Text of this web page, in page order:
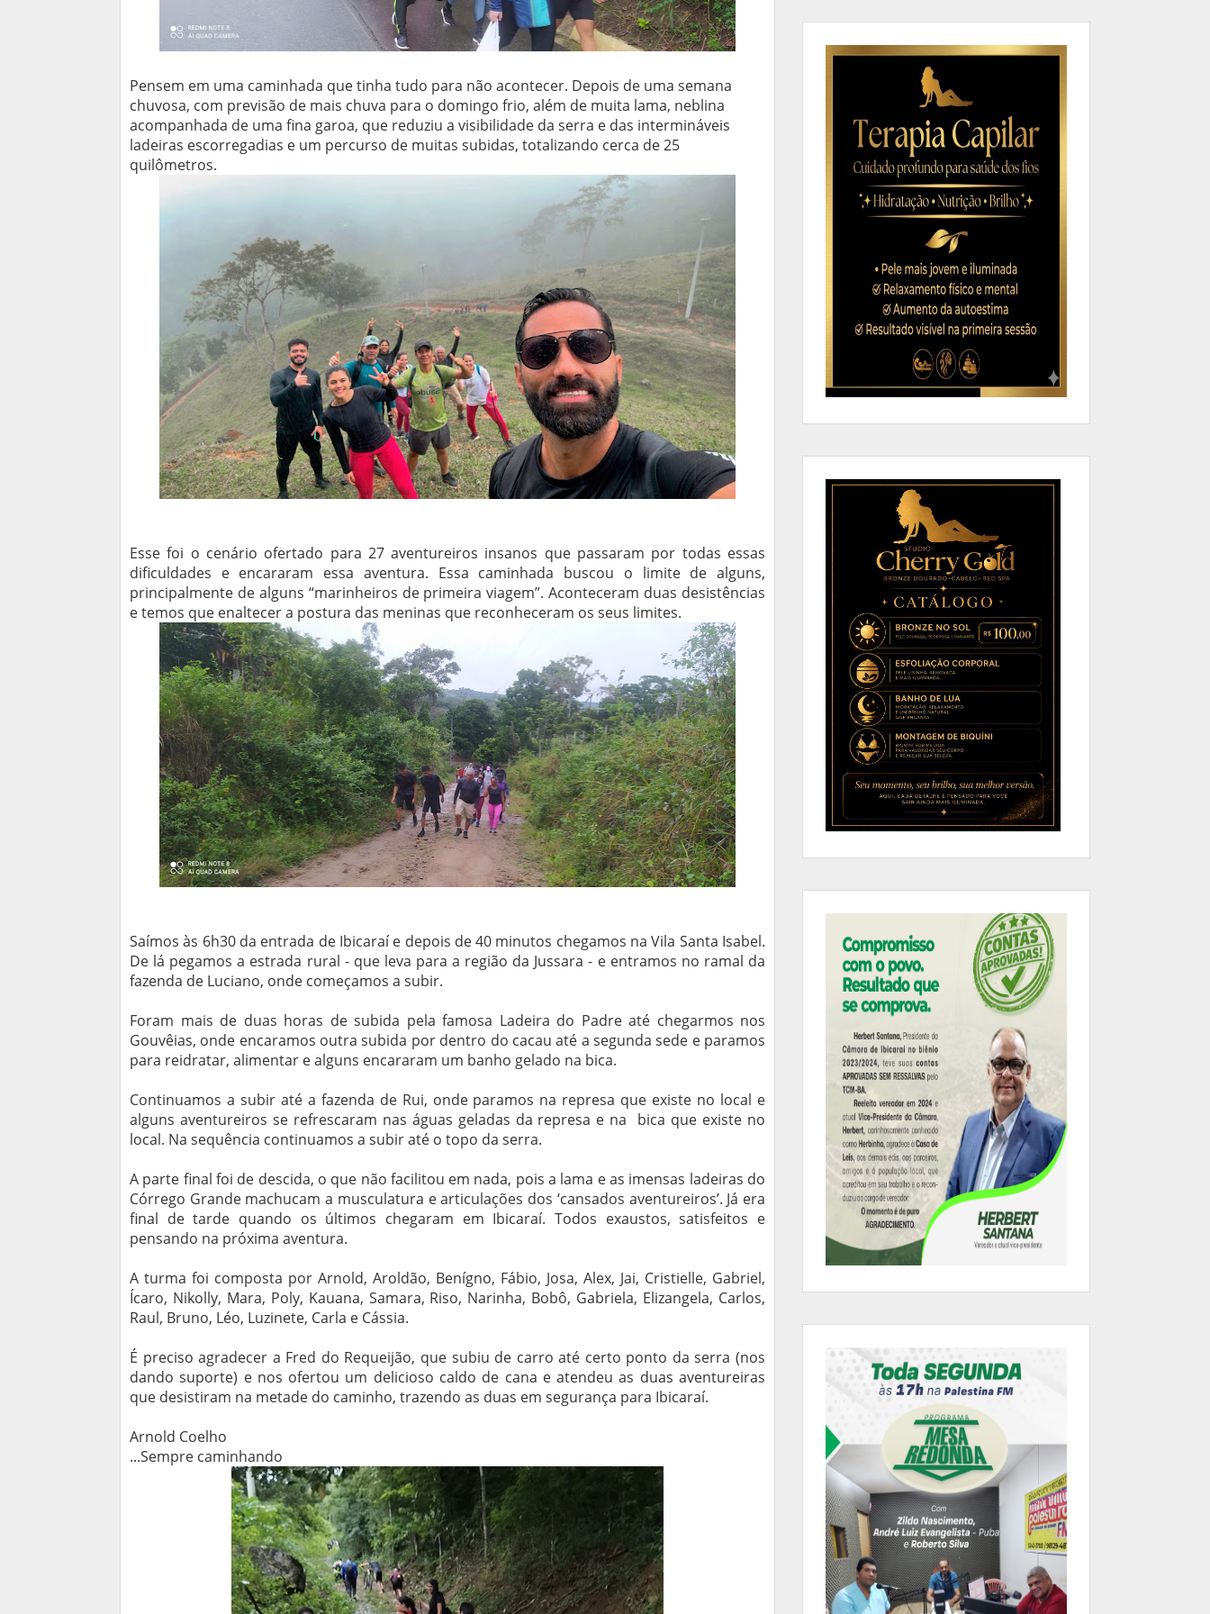
Pensem em uma caminhada que tinha tudo para não acontecer. Depois de uma semana
chuvosa, com previsão de mais chuva para o domingo frio, além de muita lama, neblina
acompanhada de uma fina garoa, que reduziu a visibilidade da serra e das intermináveis
ladeiras escorregadias e um percurso de muitas subidas, totalizando cerca de 25
quilômetros.
Esse foi o cenário ofertado para 27 aventureiros insanos que passaram por todas essas
dificuldades e encararam essa aventura. Essa caminhada buscou o limite de alguns,
principalmente de alguns “marinheiros de primeira viagem”. Aconteceram duas desistências
e temos que enaltecer a postura das meninas que reconheceram os seus limites.
Saímos às 6h30 da entrada de Ibicaraí e depois de 40 minutos chegamos na Vila Santa Isabel.
De lá pegamos a estrada rural - que leva para a região da Jussara - e entramos no ramal da
fazenda de Luciano, onde começamos a subir.
Foram mais de duas horas de subida pela famosa Ladeira do Padre até chegarmos nos
Gouvêias, onde encaramos outra subida por dentro do cacau até a segunda sede e paramos
para reidratar, alimentar e alguns encararam um banho gelado na bica.
Continuamos a subir até a fazenda de Rui, onde paramos na represa que existe no local e
alguns aventureiros se refrescaram nas águas geladas da represa e na bica que existe no
local. Na sequência continuamos a subir até o topo da serra.
A parte final foi de descida, o que não facilitou em nada, pois a lama e as imensas ladeiras do
Córrego Grande machucam a musculatura e articulações dos ‘cansados aventureiros’. Já era
final de tarde quando os últimos chegaram em Ibicaraí. Todos exaustos, satisfeitos e
pensando na próxima aventura.
A turma foi composta por Arnold, Aroldão, Benígno, Fábio, Josa, Alex, Jai, Cristielle, Gabriel,
Ícaro, Nikolly, Mara, Poly, Kauana, Samara, Riso, Narinha, Bobô, Gabriela, Elizangela, Carlos,
Raul, Bruno, Léo, Luzinete, Carla e Cássia.
É preciso agradecer a Fred do Requeijão, que subiu de carro até certo ponto da serra (nos
dando suporte) e nos ofertou um delicioso caldo de cana e atendeu as duas aventureiras
que desistiram na metade do caminho, trazendo as duas em segurança para Ibicaraí.
Arnold Coelho
...Sempre caminhando